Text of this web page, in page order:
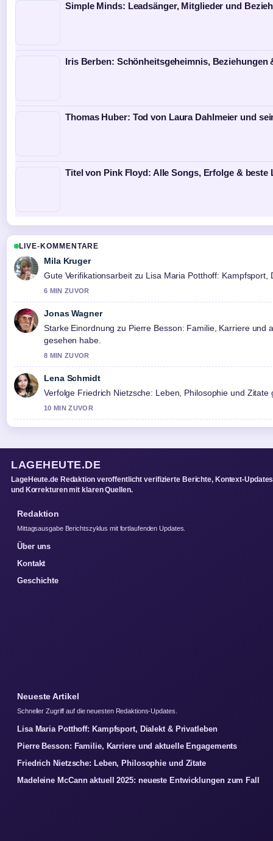
Simple Minds: Leadsänger, Mitglieder und
Iris Berben: Schönheitsgeheimnis, Beziehungen
Thomas Huber: Tod von Laura Dahlmeier und
Titel von Pink Floyd: Alle Songs, Erfolge & beste
LIVE-KOMMENTARE
Mila Kruger
Gute Verifikationsarbeit zu Lisa Maria Potthoff:
6 MIN ZUVOR
Jonas Wagner
Starke Einordnung zu Pierre Besson: Familie, Karriere
gesehen habe.
8 MIN ZUVOR
Lena Schmidt
Verfolge Friedrich Nietzsche: Leben, Philosophie und
10 MIN ZUVOR
LAGEHEUTE.DE
LageHeute.de Redaktion veroffentlicht verifizierte Berichte, Kontext-Updates
und Korrekturen mit klaren Quellen.
Redaktion
Mittagsausgabe Berichtszyklus mit fortlaufenden Updates.
Über uns
Kontakt
Geschichte
Neueste Artikel
Schneller Zugriff auf die neuesten Redaktions-Updates.
Lisa Maria Potthoff: Kampfsport, Dialekt & Privatleben
Pierre Besson: Familie, Karriere und aktuelle Engagements
Friedrich Nietzsche: Leben, Philosophie und Zitate
Madeleine McCann aktuell 2025: neueste Entwicklungen zum Fall